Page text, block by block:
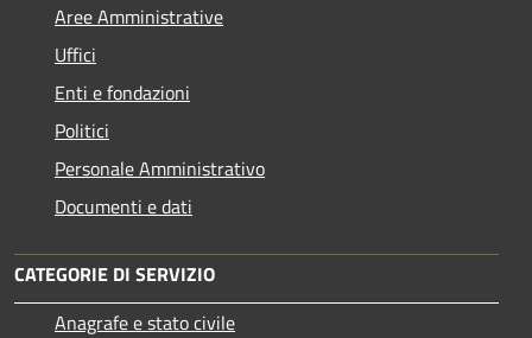
Aree Amministrative
Uffici
Enti e fondazioni
Politici
Personale Amministrativo
Documenti e dati
CATEGORIE DI SERVIZIO
Anagrafe e stato civile